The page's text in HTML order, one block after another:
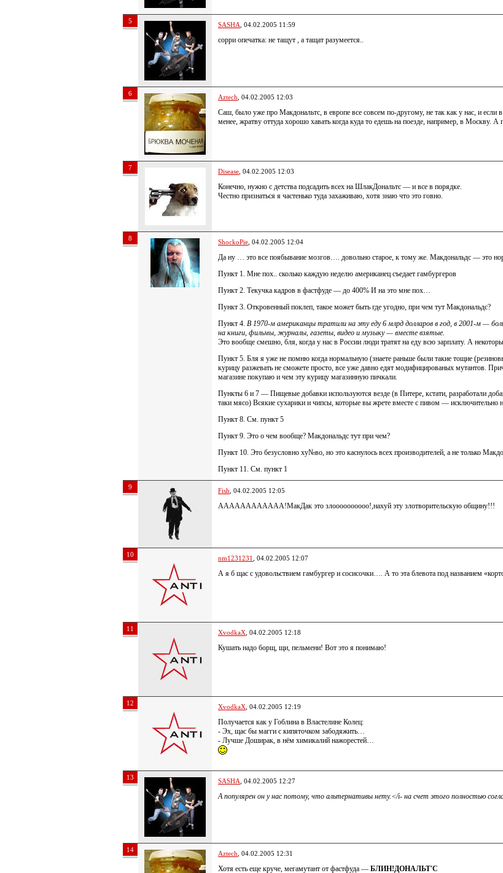
5 SASHA , 04.02.2005 11:59
сорри опечатка: не тащут , а тащат разумеется..
6 Aztech , 04.02.2005 12:03
Саш, было уже про Макдональтс, в европе все совсем по-другому, не так как у нас, и
менее, жратву оттуда хорошо хавать когда куда то едешь на поезде, например, в Москву. А
7 Disease , 04.02.2005 12:03
Конечно, нужно с детства подсадить всех на ШлакДональтс — и все в порядке.
Честно признаться я частенько туда захаживаю, хотя знаю что это говно.
8 ShockoPie , 04.02.2005 12:04
Да ну … это все поябывание мозгов…. довольно старое, к тому же. Макдональдс — это
Пункт 1. Мне пох.. сколько каждую неделю американец съедает гамбургеров
Пункт 2. Текучка кадров в фастфуде — до 400% И на это мне пох…
Пункт 3. Откровенный поклеп, такое может быть где угодно, при чем тут Макдональдс?
Пункт 4. В 1970-м американцы тратили на эту еду 6 млрд долларов в год, в 2001-м —
на книги, фильмы, журналы, газеты, видео и музыку — вместе взятые.
Это вообще смешно, бля, когда у нас в России люди тратят на еду всю зарплату. А
Пункт 5. Бля я уже не помню когда нормальную (знаете раньше были такие тощие
курицу разжевать не сможете просто, все уже давно едят модифицированых мутантов.
магазине покупаю и чем эту курицу магазинную пичкали.
Пункты 6 и 7 — Пищевые добавки используются везде (в Питере, кстати, разработали
таки мясо) Всякие сухарики и чипсы, которые вы жрете вместе с пивом — исключительно
Пункт 8. См. пункт 5
Пункт 9. Это о чем вообще? Макдональдс тут при чем?
Пункт 10. Это безусловно ху№во, но это каснулось всех производителей, а не только
Пункт 11. См. пункт 1
9 Fish , 04.02.2005 12:05
АААААААААААА!МакДак это злоооооооооо!,нахуй эту злотворительскую общину!!!
10 nm1231231 , 04.02.2005 12:07
А я б щас с удовольствием гамбургер и сосисочки…. А то эта блевота под названием
11 XvodkaX , 04.02.2005 12:18
Кушать надо борщ, щи, пельмени! Вот это я понимаю!
12 XvodkaX , 04.02.2005 12:19
Получается как у Гоблина в Властелине Колец:
- Эх, щас бы магги с кипяточком забодяжить…
- Лучше Доширак, в нём химикалий нажорестей…
13 SASHA , 04.02.2005 12:27
А популярен он у нас потому, что альтернативы нету.</i- на счет этого полностью
14 Aztech , 04.02.2005 12:31
Хотя есть еще круче, мегамутант от фастфуда — БЛИН!ДОНАЛЬТ'С